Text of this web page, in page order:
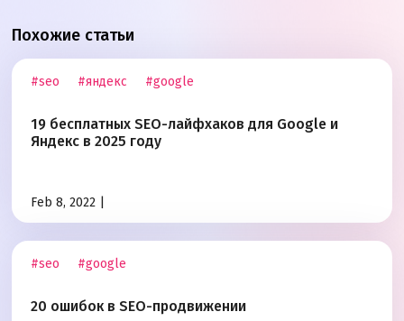
Похожие статьи
#seo #яндекс #google
19 бесплатных SEO-лайфхаков для Google и
Яндекс в 2025 году
Feb 8, 2022 |
#seo #google
20 ошибок в SEO-продвижении